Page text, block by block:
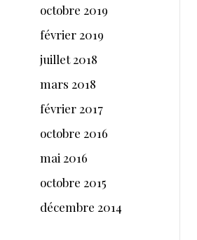
octobre 2019
février 2019
juillet 2018
mars 2018
février 2017
octobre 2016
mai 2016
octobre 2015
décembre 2014